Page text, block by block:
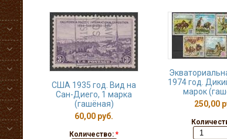
США 1935 год. Вид на
Сан-Диего, 1 марка
(гашёная)
60,00 руб.
Количество: *
1974 год.
марок
250,00